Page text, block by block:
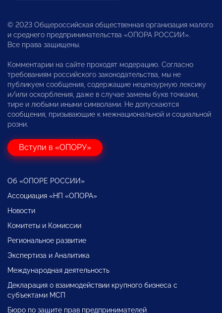
© 2023 Общероссийская общественная организация малого
и среднего предпринимательства «ОПОРА РОССИИ».
Все права защищены.
Комментарии на сайте проходят модерацию. Согласно
требованиям российского законодательства, мы не
публикуем сообщения, содержащие нецензурную лексику
и/или оскорбления, даже в случае замены букв точками,
тире и любыми иными символами. Не допускаются
сообщения, призывающие к межнациональной и социальной
розни.
Вступи в «ОПОРУ»
Об «ОПОРЕ РОССИИ»
Ассоциация «НП «ОПОРА»
Новости
Комитеты и Комиссии
Региональное развитие
Экспертиза и Аналитика
Международная деятельность
Декларация о взаимодействии крупного бизнеса с
субъектами МСП
Бюро по защите прав предпринимателей